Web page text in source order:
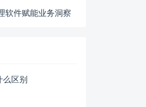
软件赋能业务洞察
么区别